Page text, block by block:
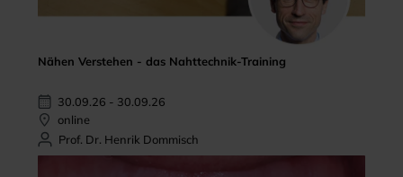
Nähen Verstehen - das Nahttechnik-Training
30.09.26 - 30.09.26
online
Prof. Dr. Henrik Dommisch